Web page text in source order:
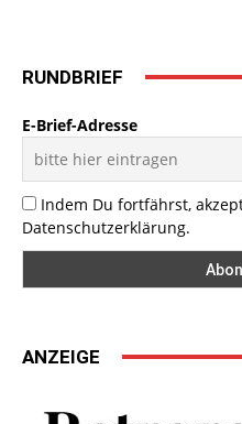
RUNDBRIEF
E-Brief-Adresse
Indem Du fortfährst,
Datenschutzerklärung.
ANZEIGE